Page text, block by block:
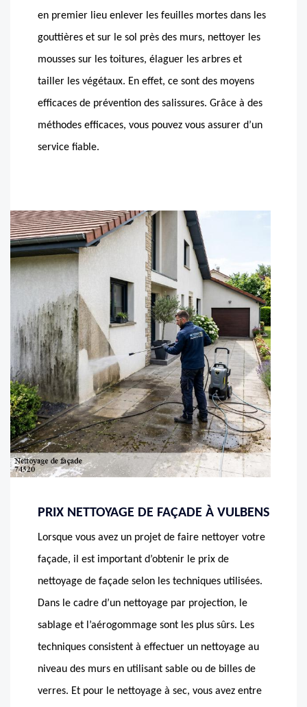
en premier lieu enlever les feuilles mortes dans les
gouttières et sur le sol près des murs, nettoyer les
mousses sur les toitures, élaguer les arbres et
tailler les végétaux. En effet, ce sont des moyens
efficaces de prévention des salissures. Grâce à des
méthodes efficaces, vous pouvez vous assurer d’un
service fiable.
PRIX NETTOYAGE DE FAÇADE À VULBENS
Lorsque vous avez un projet de faire nettoyer votre
façade, il est important d’obtenir le prix de
nettoyage de façade selon les techniques utilisées.
Dans le cadre d’un nettoyage par projection, le
sablage et l’aérogommage sont les plus sûrs. Les
techniques consistent à effectuer un nettoyage au
niveau des murs en utilisant sable ou de billes de
verres. Et pour le nettoyage à sec, vous avez entre